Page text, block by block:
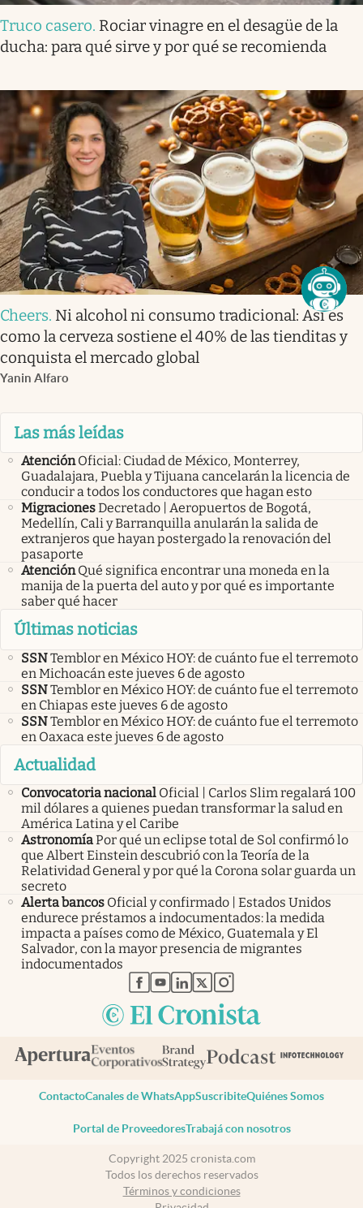
Truco casero. Rociar vinagre en el desagüe de la
ducha: para qué sirve y por qué se recomienda
Cheers. Ni alcohol ni consumo tradicional: Así es
como la cerveza sostiene el 40% de las tienditas y
conquista el mercado global
Yanin Alfaro
Las más leídas
Atención Oficial: Ciudad de México, Monterrey,
Guadalajara, Puebla y Tijuana cancelarán la licencia de
conducir a todos los conductores que hagan esto
MigracionesDecretado | Aeropuertos de Bogotá,
Medellín, Cali y Barranquilla anularán la salida de
extranjeros que hayan postergado la renovación del
pasaporte
Atención Qué significa encontrar una moneda en la
manija de la puerta del auto y por qué es importante
saber qué hacer
Últimas noticias
SSNTemblor en México HOY: de cuánto fue el terremoto
en Michoacán este jueves 6 de agosto
SSNTemblor en México HOY: de cuánto fue el terremoto
en Chiapas este jueves 6 de agosto
SSNTemblor en México HOY: de cuánto fue el terremoto
en Oaxaca este jueves 6 de agosto
Actualidad
Convocatoria nacional Oficial | Carlos Slim regalará 100
mil dólares a quienes puedan transformar la salud en
América Latina y el Caribe
AstronomíaPor qué un eclipse total de Sol confirmó lo
que Albert Einstein descubrió con la Teoría de la
Relatividad General y por qué la Corona solar guarda un
secreto
Alerta bancos Oficial y confirmado | Estados Unidos
endurece préstamos a indocumentados: la medida
impacta a países como de México, Guatemala y El
Salvador, con la mayor presencia de migrantes
indocumentados
abre en nueva pestaña
abre en nueva pestaña
abre en nueva pestaña
abre en nueva pestaña
abre en nueva pestaña
ContactoCanales de WhatsAppSuscribiteQuiénes Somos
Portal de ProveedoresTrabajá con nosotros
Copyright 2025 cronista.com
Todos los derechos reservados
Términos y condiciones